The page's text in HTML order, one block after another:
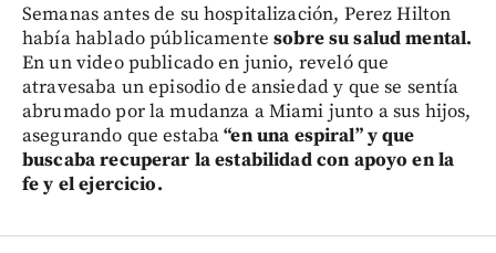
Semanas antes de su hospitalización, Perez Hilton
había hablado públicamentesobre su salud mental.
En un video publicado en junio, reveló que
atravesaba un episodio de ansiedad y que se sentía
abrumado por la mudanza a Miami junto a sus hijos,
asegurando que estaba“en una espiral” y que
buscaba recuperar la estabilidad con apoyo en la
fe y el ejercicio.